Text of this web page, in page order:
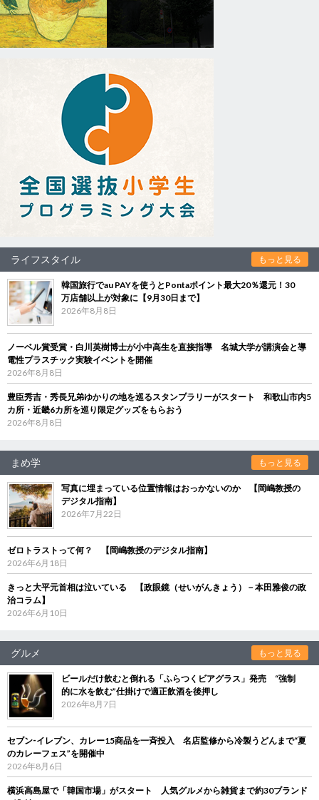
ライフスタイル もっと見る
韓国旅行でau PAYを使うとPontaポイント最大20％還元！30
万店舗以上が対象に【9月30日まで】
2026年8月8日
ノーベル賞受賞・白川英樹博士が小中高生を直接指導 名城大学が講演会と導
電性プラスチック実験イベントを開催
2026年8月8日
豊臣秀吉・秀長兄弟ゆかりの地を巡るスタンプラリーがスタート 和歌山市内5
カ所・近畿6カ所を巡り限定グッズをもらおう
2026年8月8日
まめ学 もっと見る
写真に埋まっている位置情報はおっかないのか 【岡嶋教授の
デジタル指南】
2026年7月22日
ゼロトラストって何？ 【岡嶋教授のデジタル指南】
2026年6月18日
きっと大平元首相は泣いている 【政眼鏡（せいがんきょう）－本田雅俊の政
治コラム】
2026年6月10日
グルメ もっと見る
ビールだけ飲むと倒れる「ふらつくビアグラス」発売 “強制
的に水を飲む”仕掛けで適正飲酒を後押し
2026年8月7日
セブン‐イレブン、カレー15商品を一斉投入 名店監修から冷製うどんまで“夏
のカレーフェス”を開催中
2026年8月6日
横浜高島屋で「韓国市場」がスタート 人気グルメから雑貨まで約30ブランド